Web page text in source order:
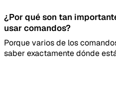
¿Por qué son tan
usar comandos?
Porque varios de los
saber exactamente dónde